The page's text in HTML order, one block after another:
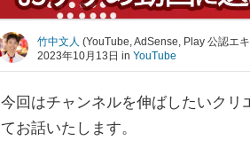
竹中文人 (YouTube, AdSense, Play 公認エ
2023年10月13日 in YouTube
今回はチャンネルを伸ばしたいクリ
てお話いたします。